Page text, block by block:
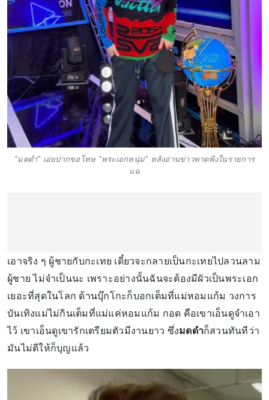
"มดดำ" เอ่ยปากขอโทษ "พระเอกหนุ่ม" หลังอ่านข่าวพาดพิงในรายการ
แฉ
เอาจริง ๆ ผู้ชายกับกะเทย เดี๋ยวจะกลายเป็นกะเทยไปลวนลาม
ผู้ชาย ไม่จำเป็นนะ เพราะอย่างนั้นฉันจะต้องมีผัวเป็นพระเอก
เยอะที่สุดในโลก ด้านบุ๊กโกะก็บอกเต็มที่แม่หอมแก้ม วงการ
บันเทิงแม่ไม่กินเต็มที่แม่แค่หอมแก้ม กอด คือเขาเอ็นดูจำเอา
ไว้ เขาเอ็นดูเขารักเตรียมตัวมีงานยาว ซึ่งมดดำก็สวนทันทีว่า
มันไม่ตีให้ก็บุญแล้ว